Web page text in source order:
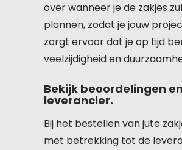
over wanneer je de zakjes
plannen, zodat je jouw
zorgt ervoor dat je op tijd
veelzijdigheid en
Bekijk beoordelingen
leverancier.
Bij het bestellen van jute
met betrekking tot de